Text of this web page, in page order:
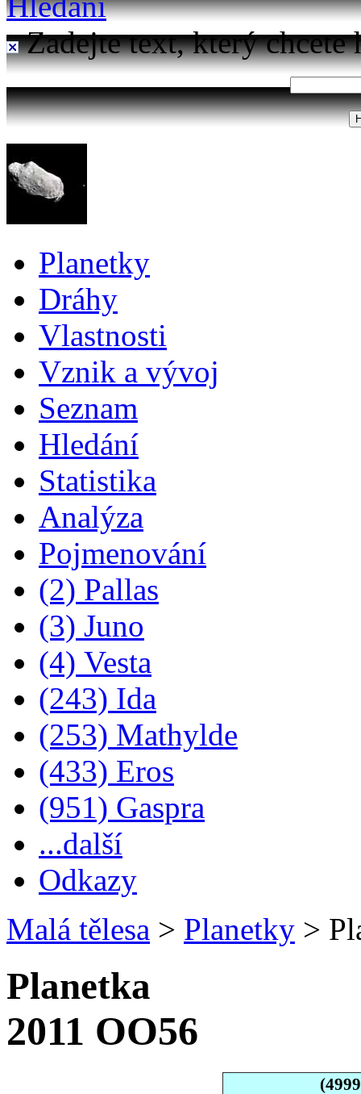
Zadejte text, který chcete
Planetky
Dráhy
Vlastnosti
Vznik a vývoj
Seznam
Hledání
Statistika
Analýza
Pojmenování
(2) Pallas
(3) Juno
(4) Vesta
(243) Ida
(253) Mathylde
(433) Eros
(951) Gaspra
...další
Odkazy
Malá tělesa > Planetky >
Planetka
2011 OO56